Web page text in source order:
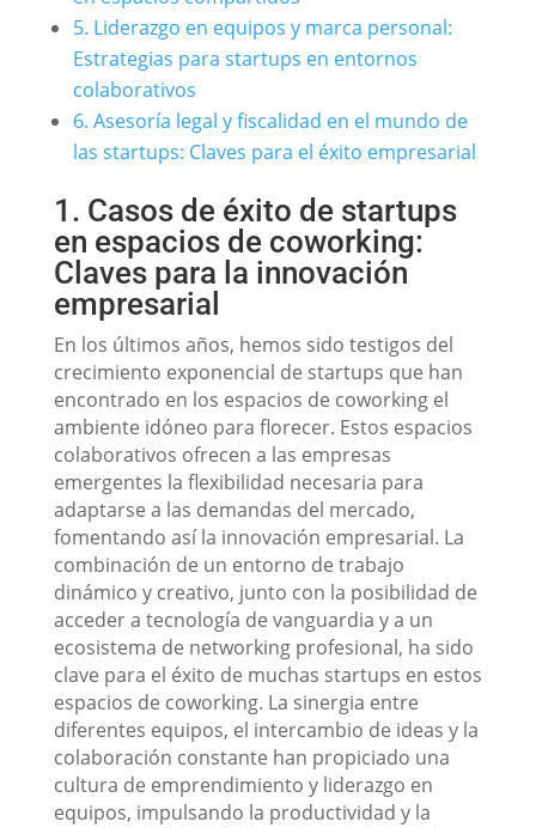
5. Liderazgo en equipos y marca personal:
Estrategias para startups en entornos
colaborativos
6. Asesoría legal y fiscalidad en el mundo de
las startups: Claves para el éxito empresarial
1. Casos de éxito de startups
en espacios de coworking:
Claves para la innovación
empresarial
En los últimos años, hemos sido testigos del
crecimiento exponencial de startups que han
encontrado en los espacios de coworking el
ambiente idóneo para florecer. Estos espacios
colaborativos ofrecen a las empresas
emergentes la flexibilidad necesaria para
adaptarse a las demandas del mercado,
fomentando así la innovación empresarial. La
combinación de un entorno de trabajo
dinámico y creativo, junto con la posibilidad de
acceder a tecnología de vanguardia y a un
ecosistema de networking profesional, ha sido
clave para el éxito de muchas startups en estos
espacios de coworking. La sinergia entre
diferentes equipos, el intercambio de ideas y la
colaboración constante han propiciado una
cultura de emprendimiento y liderazgo en
equipos, impulsando la productividad y la